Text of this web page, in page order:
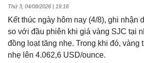
Thứ 3, 04/08/2026 | 19:16
Kết thúc ngày hôm nay (4/8), ghi nhận
so với đầu phiên khi giá vàng SJC tại
đồng loạt tăng nhẹ. Trong khi đó, vàng
nhẹ lên 4.062,6 USD/ounce.